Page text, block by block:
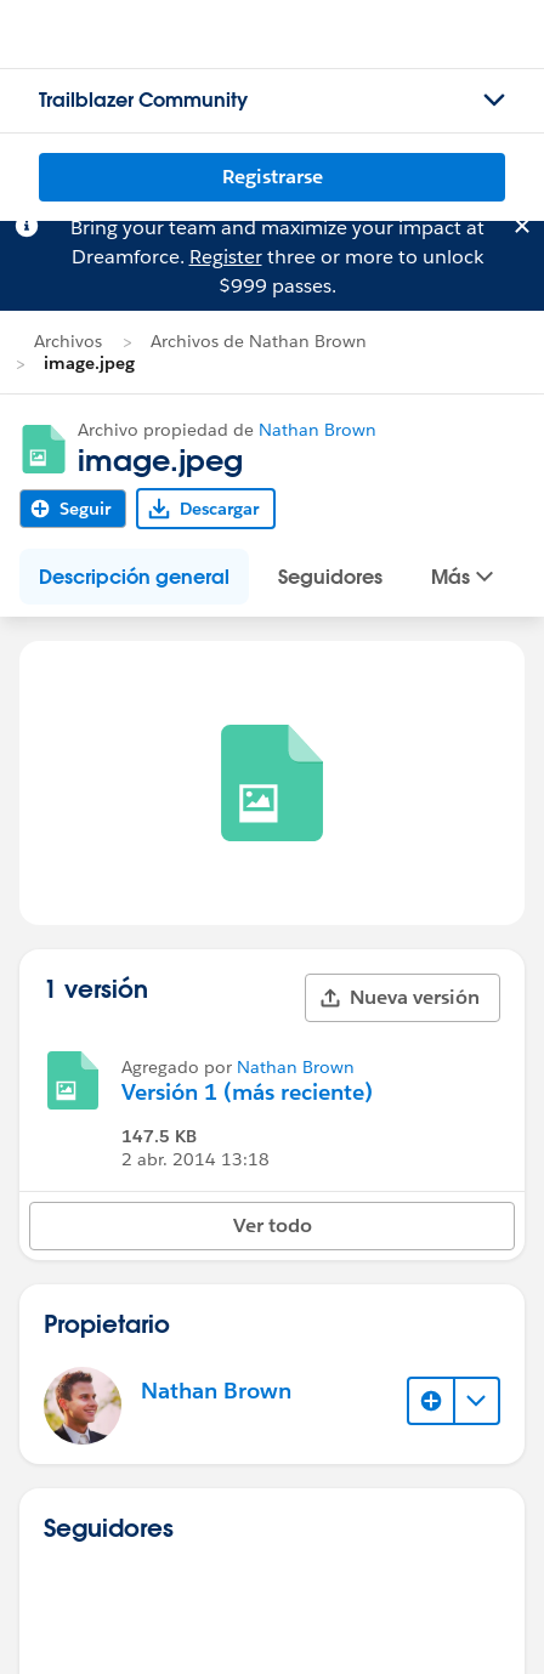
Trailblazer Community
Registrarse
Bring your team and maximize your impact at
Dreamforce. Registerthree or more to unlock
$999 passes.
Archivos
Archivos de Nathan Brown
image.jpeg
Archivo propiedad de Nathan Brown
image.jpeg
Seguir Descargar
Descripción general Seguidores Más
1 versión Nueva versión
Agregado por Nathan Brown
Versión 1 (más reciente)
147.5 KB
2 abr. 2014 13:18
Ver todo
Propietario
Nathan Brown
Seguidores